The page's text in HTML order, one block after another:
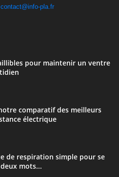
contact@info-pla.fr
pour maintenir un ventre
comparatif des meilleurs
électrique
de respiration simple pour se
mots...